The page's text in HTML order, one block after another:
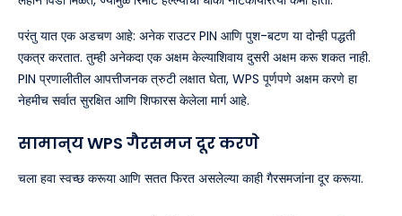
परंतु यात एक अडचण आहे: अनेक राउटर PIN आणि पुश-बटण या दोन्ही पद्धती
एकत्र करतात. तुम्ही अनेकदा एक अक्षम केल्याशिवाय दुसरी अक्षम करू शकत नाही.
PIN प्रणालीतील आपत्तीजनक त्रुटी लक्षात घेता, WPS पूर्णपणे अक्षम करणे हा
नेहमीच सर्वात सुरक्षित आणि शिफारस केलेला मार्ग आहे.
सामान्य WPS गैरसमज दूर करणे
चला हवा स्वच्छ करूया आणि सतत फिरत असलेल्या काही गैरसमजांना दूर करूया.